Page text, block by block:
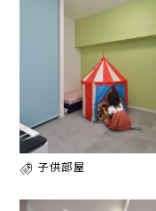
子供部屋